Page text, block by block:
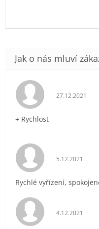
Hodnocení
27.12.2021
+ Rychlost
Hodnocení
5.12.2021
Rychlé vyřízení,
Hodnocení
4.12.2021